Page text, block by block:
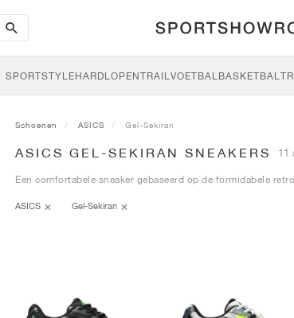
search-
btn
SPORTSTYLEHARDLOPENTRAILVOETBALBASKETBAL
Schoenen ASICS Gel-Sekiran
ASICS GEL-SEKIRAN SNEAKERS 11
Een comfortabele sneaker gebaseerd op de formidabele
ASICS Gel-Sekiran